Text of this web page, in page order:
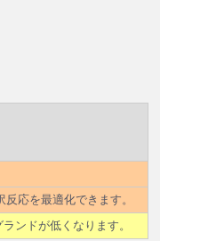
応を最適化できます。
ンドが低くなります。